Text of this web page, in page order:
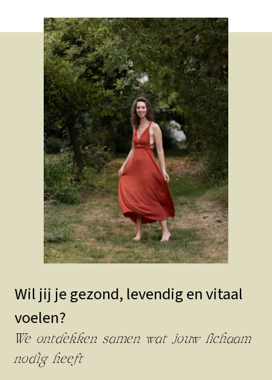
Wil jij je gezond, levendig en vitaal
voelen?
We ontdekken samen wat jouw lichaam
nodig heeft